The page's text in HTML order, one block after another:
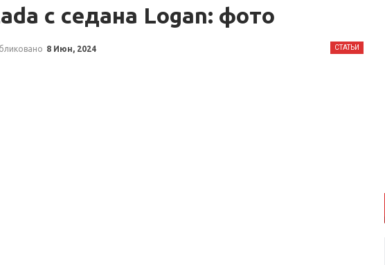
с седана Logan: фото
СТАТЬИ
8 Июн, 2024